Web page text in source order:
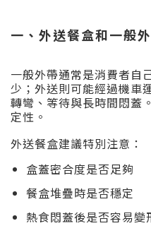
一、外送餐盒和一般
一般外帶通常是消費者自
少；外送則可能經過機車
轉彎、等待與長時間悶蓋
定性。
外送餐盒建議特別注意：
盒蓋密合度是否足夠
餐盒堆疊時是否穩定
熱食悶蓋後是否容易變